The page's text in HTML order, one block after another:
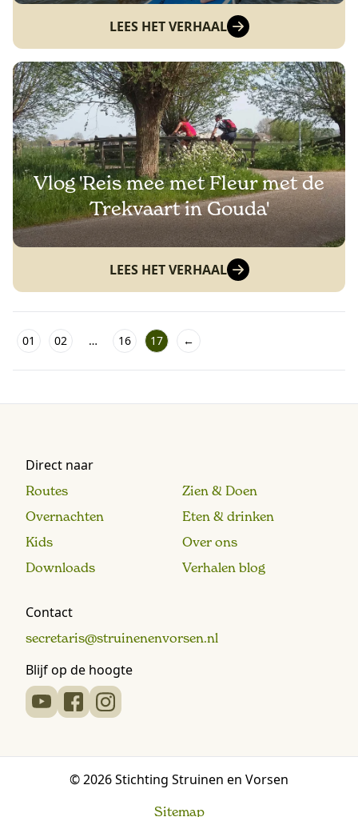
LEES HET VERHAAL
Vlog 'Reis mee met Fleur met de
Trekvaart in Gouda'
LEES HET VERHAAL
01 02 … 16 17 ←
Direct naar
Routes
Zien & Doen
Overnachten
Eten & drinken
Kids
Over ons
Downloads
Verhalen blog
Contact
secretaris@struinenenvorsen.nl
Blijf op de hoogte
© 2026 Stichting Struinen en Vorsen
Sitemap